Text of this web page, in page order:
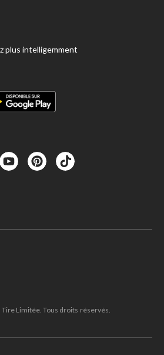
plus intelligemment
Tire Limitée. Tous droits réservés.